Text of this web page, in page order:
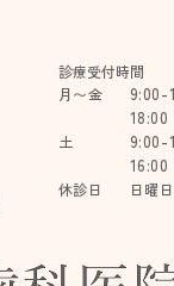
診療受付時間
月〜金
9:00-
18:00
土
9:00-
16:00
休診日 日曜日